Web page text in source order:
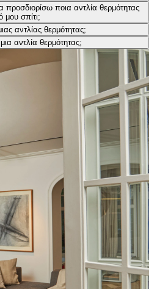
προσδιορίσω ποια αντλία θερμότητας
μου σπίτι;
αντλίας θερμότητας;
αντλία θερμότητας;